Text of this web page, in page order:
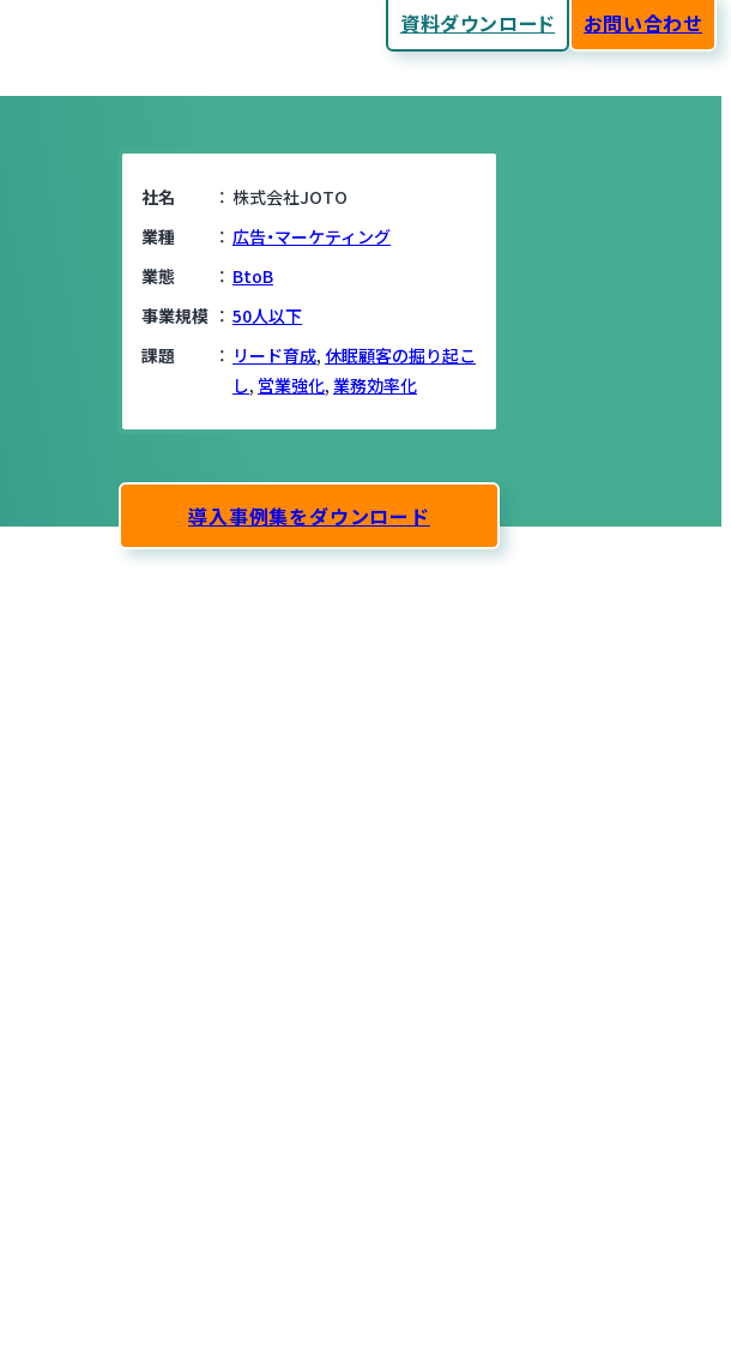
資料ダウンロード
お問い合わせ
社名
株式会社JOTO
業種
広告・マーケティング
業態
BtoB
事業規模
50人以下
課題
リード育成, 休眠顧客の掘り起こ
し, 営業強化, 業務効率化
導入事例集をダウンロード